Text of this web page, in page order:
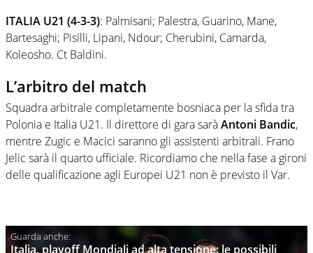
ITALIA U21 (4-3-3): Palmisani; Palestra, Guarino, Mane,
Bartesaghi; Pisilli, Lipani, Ndour; Cherubini, Camarda,
Koleosho. Ct Baldini.
L’arbitro del match
Squadra arbitrale completamente bosniaca per la sfida tra
Polonia e Italia U21. Il direttore di gara saràAntoni Bandic,
mentre Zugic e Macici saranno gli assistenti arbitrali. Frano
Jelic sarà il quarto ufficiale. Ricordiamo che nella fase a gironi
delle qualificazione agli Europei U21 non è previsto il Var.
Italia, playoff Mondiali ad alta tensione: le possibili